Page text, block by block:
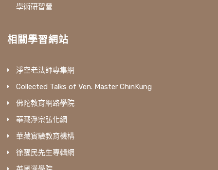
學術研習營
相關學習網站
淨空老法師專集網
Collected Talks of Ven. Master ChinKung
佛陀教育網路學院
華藏淨宗弘化網
華藏實驗教育機構
徐醒民先生專輯網